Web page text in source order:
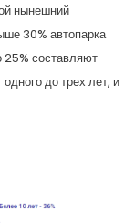
нынешний
30% автопарка
составляют
до трех лет, и